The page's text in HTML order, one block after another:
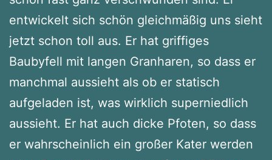
entwickelt sich schön gleichmäßig uns sieht
jetzt schon toll aus. Er hat griffiges
Baubyfell mit langen Granharen, so dass er
manchmal aussieht als ob er statisch
aufgeladen ist, was wirklich superniedlich
aussieht. Er hat auch dicke Pfoten, so dass
er wahrscheinlich ein großer Kater werden